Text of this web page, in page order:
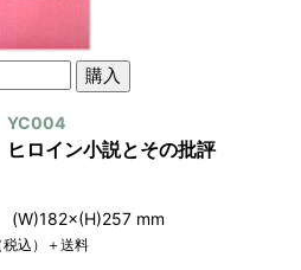
YC004
ロイン小説とその批評
mm
税込）＋送料